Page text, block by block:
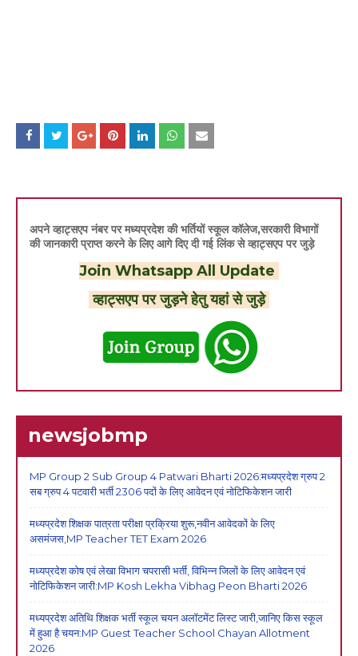
अपने व्हाट्सएप नंबर पर मध्यप्रदेश की भर्तियों स्कूल कॉलेज,सरकारी विभागों
की जानकारी प्राप्त करने के लिए आगे दिए दी गई लिंक से व्हाट्सएप पर जुड़े
Join Whatsapp All Update
व्हाट्सएप पर जुड़ने हेतु यहां से जुड़े
newsjobmp
MP Group 2 Sub Group 4 Patwari Bharti 2026:मध्यप्रदेश ग्रुप 2
सब ग्रुप 4 पटवारी भर्ती 2306 पदों के लिए आवेदन एवं नोटिफिकेशन जारी
मध्यप्रदेश शिक्षक पात्रता परीक्षा प्रक्रिया शुरू,नवीन आवेदकों के लिए
असमंजस,MP Teacher TET Exam 2026
मध्यप्रदेश कोष एवं लेखा विभाग चपरासी भर्ती, विभिन्न जिलों के लिए आवेदन एवं
नोटिफिकेशन जारी:MP Kosh Lekha Vibhag Peon Bharti 2026
मध्यप्रदेश अतिथि शिक्षक भर्ती स्कूल चयन अलॉटमेंट लिस्ट जारी,जानिए किस स्कूल
में हुआ है चयन:MP Guest Teacher School Chayan Allotment
2026